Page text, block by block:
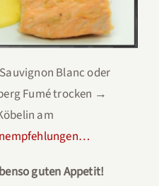
Blanc oder
Fumé trocken →
am
guten Appetit!